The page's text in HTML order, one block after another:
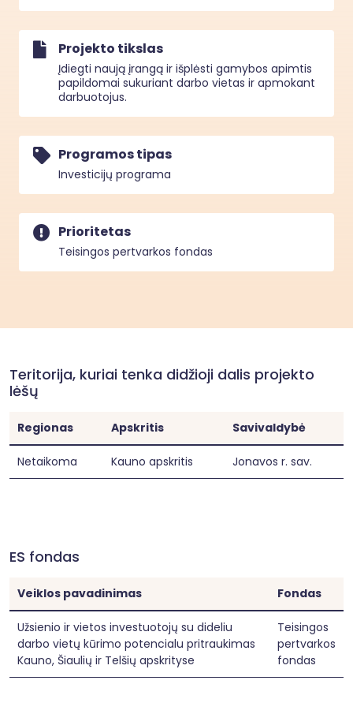
Projekto tikslas
Įdiegti naują įrangą ir išplėsti gamybos apimtis
papildomai sukuriant darbo vietas ir apmokant
darbuotojus.
Programos tipas
Investicijų programa
Prioritetas
Teisingos pertvarkos fondas
Teritorija, kuriai tenka didžioji dalis projekto
lėšų
Regionas Apskritis Savivaldybė
Netaikoma Kauno apskritis Jonavos r. sav.
ES fondas
Veiklos pavadinimas Fondas
Užsienio ir vietos investuotojų su dideliu
darbo vietų kūrimo potencialu pritraukimas
Kauno, Šiaulių ir Telšių apskrityse
Teisingos
pertvarkos
fondas